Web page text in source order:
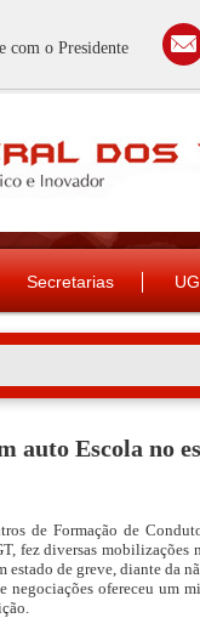
com o Presidente
Secretarias
auto Escola no
de Formação de
fez diversas mobilizações
de greve, diante da
negociações ofereceu um